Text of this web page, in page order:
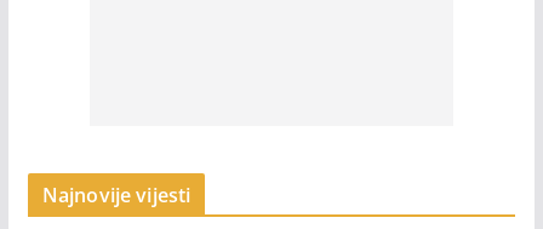
Najnovije vijesti